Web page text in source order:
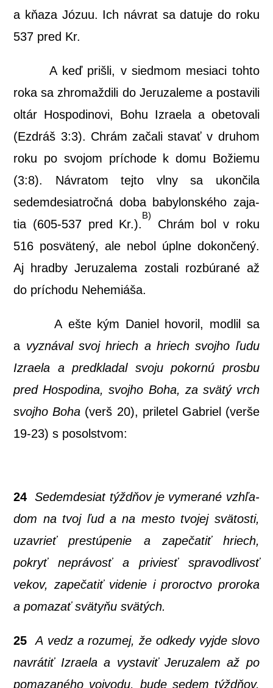
a kňa­za Józuu. Ich návrat sa datu­je do roku
537 pred Kr.
A keď priš­li, v sied­mom mesia­ci toh­to
roka sa zhro­maž­di­li do Jeru­za­le­me a posta­vi­li
oltár Hos­po­di­no­vi, Bohu Izra­e­la a obe­to­va­li
(Ezdráš 3:3). Chrám zača­li sta­vať v dru­hom
roku po svo­jom prí­cho­de k domu Božie­mu
(3:8). Návra­tom tej­to vlny sa ukon­či­la
sedem­de­siat­roč­ná doba baby­lon­ské­ho zaja­
tia (605-537 pred Kr.).
B)
Chrám bol v roku
516 posvä­te­ný, ale nebol úpl­ne dokon­če­ný.
Aj hrad­by Jeru­za­le­ma zosta­li roz­bú­ra­né až
do prí­cho­du Nehemiáša.
A ešte kým Daniel hovo­ril, mod­lil sa
a vyzná­val svoj hriech a hriech svoj­ho ľudu
Izra­e­la a pred­kla­dal svo­ju pokor­nú pros­bu
pred Hos­po­di­na, svoj­ho Boha, za svä­tý vrch
svoj­ho Boha (verš 20), pri­le­tel Gab­riel (ver­še
19-23) s posolstvom:
24Sedem­de­siat týž­dňov je vyme­ra­né vzhľa­
dom na tvoj ľud a na mes­to tvo­jej svä­tos­ti,
uzav­rieť pre­stú­pe­nie a zape­ča­tiť hriech,
pokryť neprá­vosť a pri­viesť spra­vod­li­vosť
vekov, zape­ča­tiť vide­nie i pro­roc­tvo pro­ro­ka
a poma­zať svä­ty­ňu svätých.
25
A vedz a roz­umej, že odke­dy vyj­de slo­vo
navrá­tiť Izra­e­la a vysta­viť Jeru­za­lem až po
poma­za­né­ho voj­vo­du, bude sedem týž­dňov,